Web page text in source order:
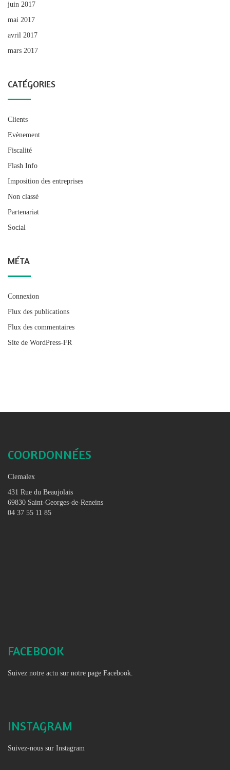
juin 2017
mai 2017
avril 2017
mars 2017
CATÉGORIES
Clients
Evènement
Fiscalité
Flash Info
Imposition des entreprises
Non classé
Partenariat
Social
MÉTA
Connexion
Flux des publications
Flux des commentaires
Site de WordPress-FR
COORDONNÉES
Clemalex
431 Rue du Beaujolais
69830 Saint-Georges-de-Reneins
04 37 55 11 85
FACEBOOK
Suivez notre actu sur notre page Facebook.
INSTAGRAM
Suivez-nous sur Instagram